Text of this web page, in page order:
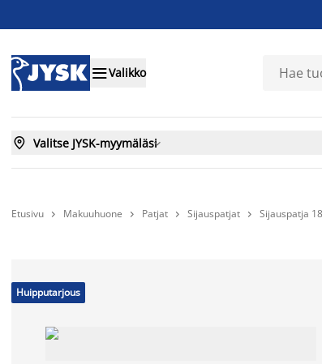
Valikko
 Valitse JYSK-myymäläsi
Etusivu  Makuuhuone  Patjat  Sijauspatjat  Sijauspatja
Huipputarjous